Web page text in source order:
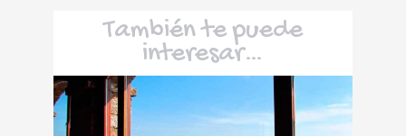
También te puede
interesar…